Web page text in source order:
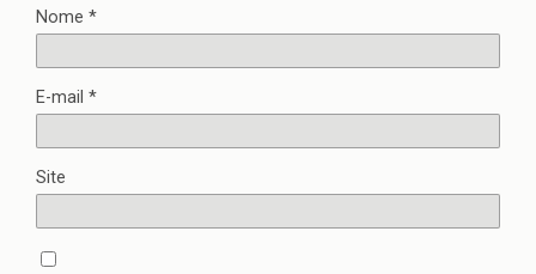
Nome *
E-mail *
Site